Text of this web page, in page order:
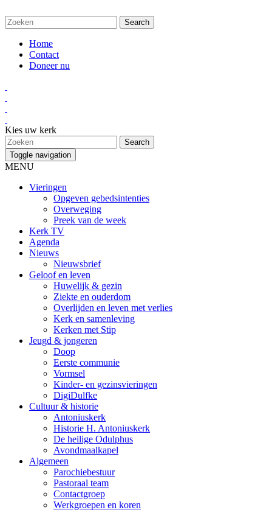
Home
Contact
Doneer nu
Kies uw kerk
Toggle navigation
MENU
Vieringen
Opgeven gebedsintenties
Overweging
Preek van de week
Kerk TV
Agenda
Nieuws
Nieuwsbrief
Geloof en leven
Huwelijk & gezin
Ziekte en ouderdom
Overlijden en leven met verlies
Kerk en samenleving
Kerken met Stip
Jeugd & jongeren
Doop
Eerste communie
Vormsel
Kinder- en gezinsvieringen
DigiDulfke
Cultuur & historie
Antoniuskerk
Historie H. Antoniuskerk
De heilige Odulphus
Avondmaalkapel
Algemeen
Parochiebestuur
Pastoraal team
Contactgroep
Werkgroepen en koren